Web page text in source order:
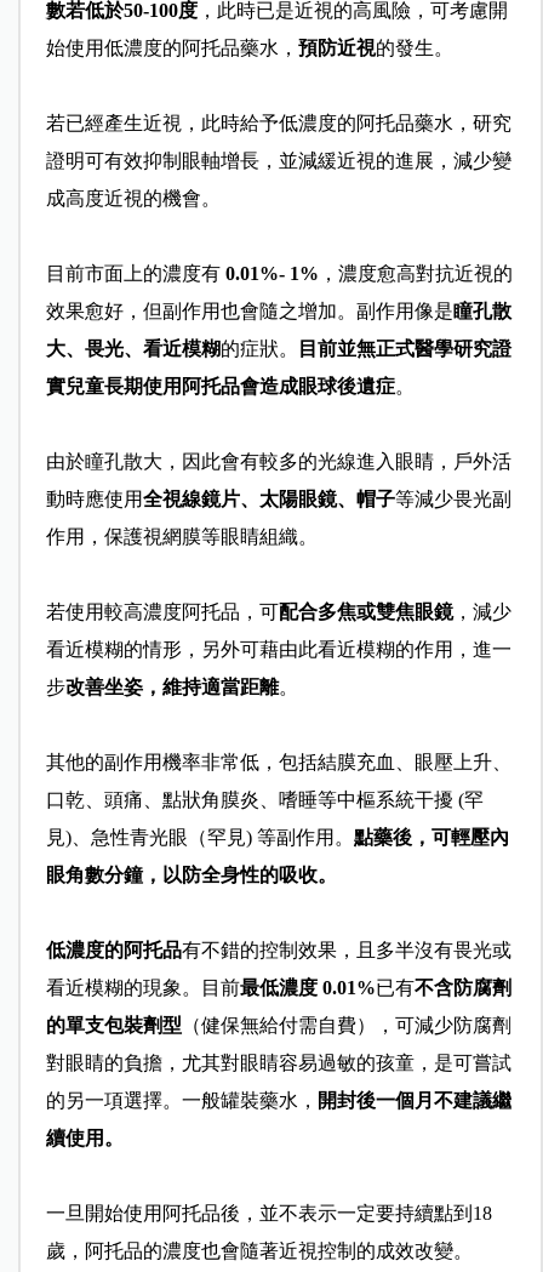
數若低於50-100度，此時已是近視的高風險，可考慮開
始使用低濃度的阿托品藥水， 預防近視的發生。
若已經產生近視，此時給予低濃度的阿托品藥水，研究
證明可有效抑制眼軸增長，並減緩近視的進展，減少變
成高度近視的機會。
目前市面上的濃度有 0.01%- 1% ，濃度愈高對抗近視的
效果愈好，但副作用也會隨之增加。副作用像是瞳孔散
大、畏光、看近模糊的症狀。
目前並無正式醫學研究證
實兒童長期使用阿托品會造成眼球後遺症。
由於瞳孔散大，因此會有較多的光線進入眼睛，戶外活
動時應使用全視線鏡片、 太陽眼鏡、 帽子等減少畏光副
作用，保護視網膜等眼睛組織。
若使用較高濃度阿托品，可配合多焦或雙焦眼鏡，減少
看近模糊的情形，另外可藉由此看近模糊的作用，進一
步改善坐姿，維持適當距離。
其他的副作用機率非常低，包括結膜充血、眼壓上升、
口乾、頭痛、點狀角膜炎、嗜睡等中樞系統干擾 (罕
見)、急性青光眼（罕見) 等副作用。 點藥後，可輕壓內
眼角數分鐘，以防全身性的吸收。
低濃度的阿托品有不錯的控制效果，且多半沒有畏光或
看近模糊的現象。目前最低濃度 0.01%已有不含防腐劑
的單支包裝劑型 （健保無給付需自費），可減少防腐劑
對眼睛的負擔，尤其對眼睛容易過敏的孩童，是可嘗試
的另一項選擇。一般罐裝藥水， 開封後一個月不建議繼
續使用。
一旦開始使用阿托品後，並不表示一定要持續點到18
歲，阿托品的濃度也會隨著近視控制的成效改變。